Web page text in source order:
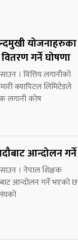
योजनाहरुका
गर्ने घोषणा
। वित्तिय लगानीको
क्यापिटल लिमिटेडले
लगानी कोष
आन्दोलन गर्ने
। नेपाल शिक्षक
आन्दोलन गर्ने भएको छ